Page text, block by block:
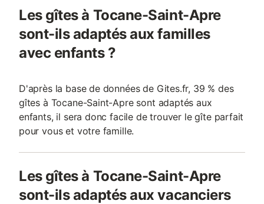
Les gîtes à Tocane-Saint-Apre
sont-ils adaptés aux familles
avec enfants ?
D'après la base de données de Gites.fr, 39 % des
gîtes à Tocane-Saint-Apre sont adaptés aux
enfants, il sera donc facile de trouver le gîte parfait
pour vous et votre famille.
Les gîtes à Tocane-Saint-Apre
sont-ils adaptés aux vacanciers